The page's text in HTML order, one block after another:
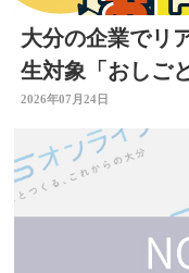
大分の企業でリ
生対象「おしご
2026年07月24日